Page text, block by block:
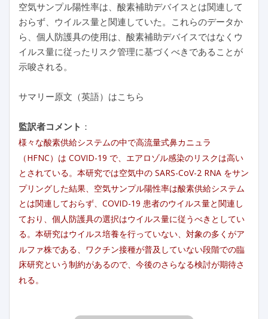
空気サンプル陽性率は、酸素補助デバイスとは関連して
おらず、ウイルス量と関連していた。これらのデータか
ら、個人防護具の使用は、酸素補助デバイスではなくウ
イルス量に従ったリスク管理に基づくべきであることが
示唆される。
サマリー原文（英語）はこちら
監訳者コメント ：
様々な酸素供給システムの中で高流量式鼻カニュラ
（HFNC）は COVID-19 で、エアロゾル感染のリスクは高い
とされている。本研究では空気中の SARS-CoV-2 RNA をサン
プリングした結果、空気サンプル陽性率は酸素供給システム
とは関連しておらず、COVID-19 患者のウイルス量と関連し
ており、個人防護具の選択はウイルス量に従うべきとしてい
る。本研究はウイルス培養を行っていない、対象の多くがア
ルファ株である、ワクチン接種が普及していない段階での臨
床研究という制約があるので、今後のさらなる検討が期待さ
れる。